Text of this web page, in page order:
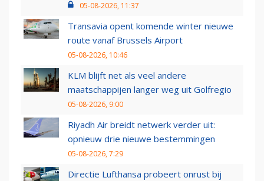
05-08-2026, 11:37
Transavia opent komende winter nieuwe
route vanaf Brussels Airport
05-08-2026, 10:46
KLM blijft net als veel andere
maatschappijen langer weg uit Golfregio
05-08-2026, 9:00
Riyadh Air breidt netwerk verder uit:
opnieuw drie nieuwe bestemmingen
05-08-2026, 7:29
Directie Lufthansa probeert onrust bij